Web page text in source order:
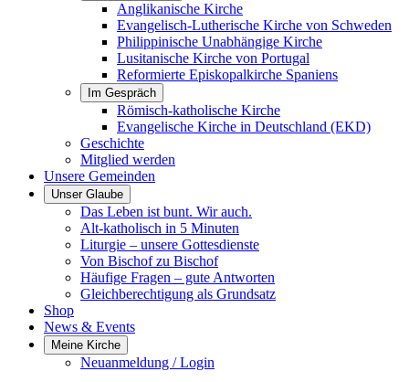
Anglikanische Kirche
Evangelisch-Lutherische Kirche von Schweden
Philippinische Unabhängige Kirche
Lusitanische Kirche von Portugal
Reformierte Episkopalkirche Spaniens
Im Gespräch
Römisch-katholische Kirche
Evangelische Kirche in Deutschland (EKD)
Geschichte
Mitglied werden
Unsere Gemeinden
Unser Glaube
Das Leben ist bunt. Wir auch.
Alt-katholisch in 5 Minuten
Liturgie – unsere Gottesdienste
Von Bischof zu Bischof
Häufige Fragen – gute Antworten
Gleichberechtigung als Grundsatz
Shop
News & Events
Meine Kirche
Neuanmeldung / Login